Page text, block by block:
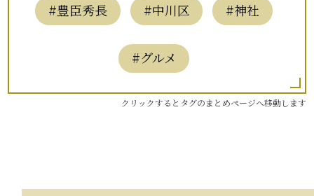
#豊臣秀長 #中川区 #神社
#グルメ
クリックするとタグのまとめページへ移動します